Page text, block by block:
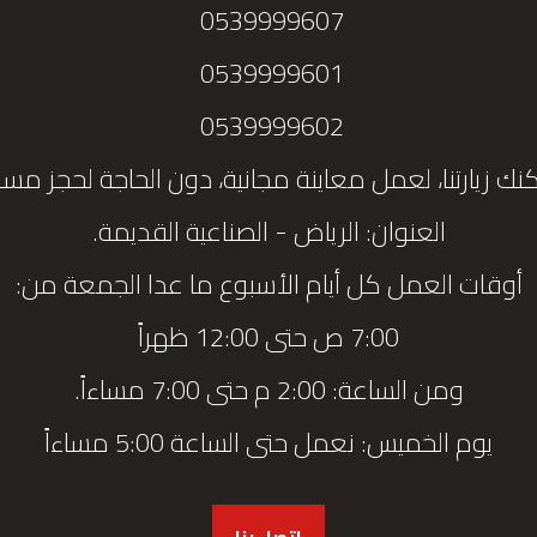
0539999607
0539999601
0539999602
زيارتنا، لعمل معاينة مجانية، دون الحاجة لحجز
العنوان: الرياض - الصناعية القديمة.
أوقات العمل كل أيام الأسبوع ما عدا الجمعة من:
7:00 ص حتى 12:00 ظهراً
ومن الساعة: 2:00 م حتى 7:00 مساءاً.
يوم الخميس: نعمل حتى الساعة 5:00 مساءاً